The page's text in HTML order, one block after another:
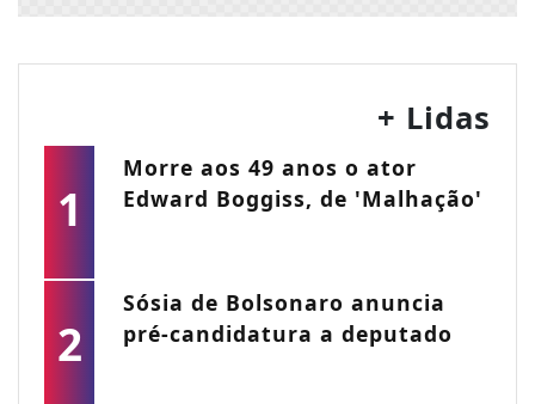
+ Lidas
1
Morre aos 49 anos o ator
Edward Boggiss, de 'Malhação'
2
Sósia de Bolsonaro anuncia
pré-candidatura a deputado